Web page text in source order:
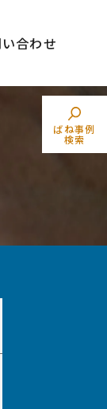
合わせ
ばね事例
検索